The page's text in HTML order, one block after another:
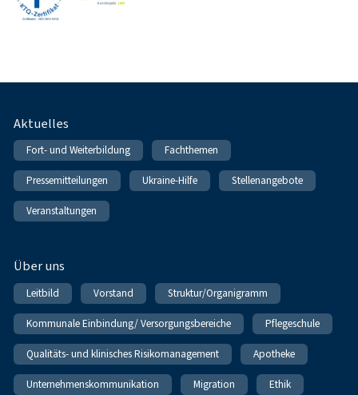
Fußnavigation
Aktuelles
Fort- und Weiterbildung Fachthemen
Pressemitteilungen Ukraine-Hilfe Stellenangebote
Veranstaltungen
Über uns
Leitbild Vorstand Struktur/Organigramm
Kommunale Einbindung/ Versorgungsbereiche Pflegeschule
Qualitäts- und klinisches Risikomanagement Apotheke
Unternehmenskommunikation Migration Ethik